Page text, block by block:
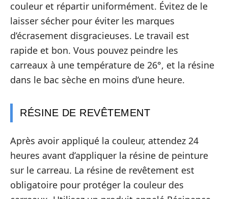
couleur et répartir uniformément. Évitez de le
laisser sécher pour éviter les marques
d’écrasement disgracieuses. Le travail est
rapide et bon. Vous pouvez peindre les
carreaux à une température de 26°, et la résine
dans le bac sèche en moins d’une heure.
RÉSINE DE REVÊTEMENT
Après avoir appliqué la couleur, attendez 24
heures avant d’appliquer la résine de peinture
sur le carreau. La résine de revêtement est
obligatoire pour protéger la couleur des